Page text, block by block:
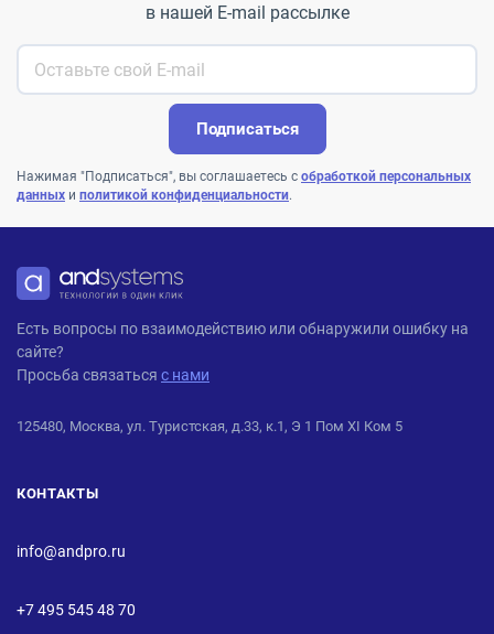
в нашей E-mail рассылке
Подписаться
Нажимая "Подписаться", вы соглашаетесь с обработкой персональных
данных и политикой конфиденциальности.
ANDPRO
Есть вопросы по взаимодействию или обнаружили ошибку на
сайте?
Просьба связаться с нами
125480, Москва, ул. Туристская, д.33, к.1, Э 1 Пом XI Ком 5
КОНТАКТЫ
info@andpro.ru
+7 495 545 48 70